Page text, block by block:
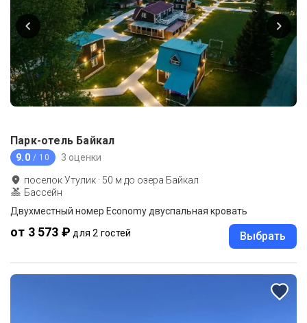
Парк-отель Байкал
9.0 / 10 3 оценки
поселок Утулик · 50 м до озера Байкал
Бассейн
Двухместный номер Economy двуспальная кровать
от 3 573 ₽ для 2 гостей Выбрать